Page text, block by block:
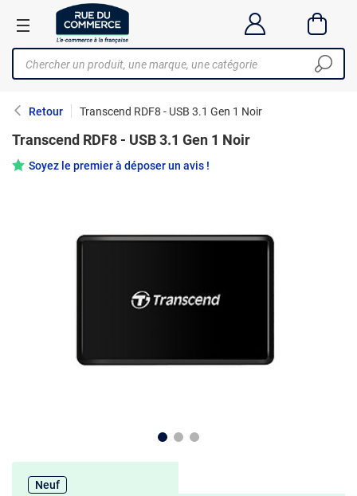
Retour Transcend RDF8 - USB 3.1 Gen 1 Noir
Transcend RDF8 - USB 3.1 Gen 1 Noir
Soyez le premier à déposer un avis !
Neuf